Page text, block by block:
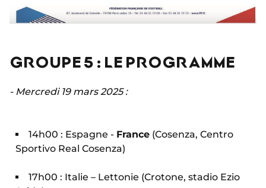
GROUPE 5 : LE PROGRAMME
- Mercredi 19 mars 2025 :
14h00 : Espagne - France (Cosenza, Centro
Sportivo Real Cosenza)
17h00 : Italie – Lettonie (Crotone, stadio Ezio